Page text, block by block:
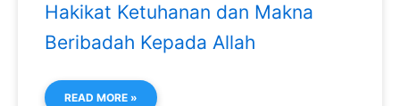
Hakikat Ketuhanan dan Makna
Beribadah Kepada Allah
READ MORE »